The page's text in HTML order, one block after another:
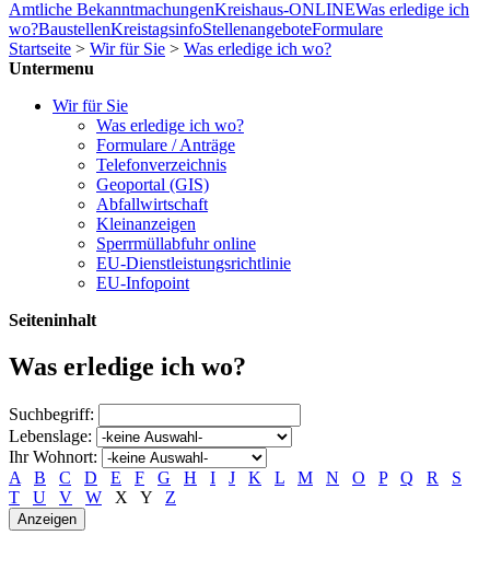
Amtliche BekanntmachungenKreishaus-ONLINEWas erledige ich
wo?BaustellenKreistagsinfoStellenangeboteFormulare
Startseite > Wir für Sie > Was erledige ich wo?
Untermenu
Wir für Sie
Was erledige ich wo?
Formulare / Anträge
Telefonverzeichnis
Geoportal (GIS)
Abfallwirtschaft
Kleinanzeigen
Sperrmüllabfuhr online
EU-Dienstleistungsrichtlinie
EU-Infopoint
Seiteninhalt
Was erledige ich wo?
Suchbegriff:
Lebenslage:
Ihr Wohnort:
A
B C D E F G H I J K L M N O P Q R
S
T
U V W X Y Z